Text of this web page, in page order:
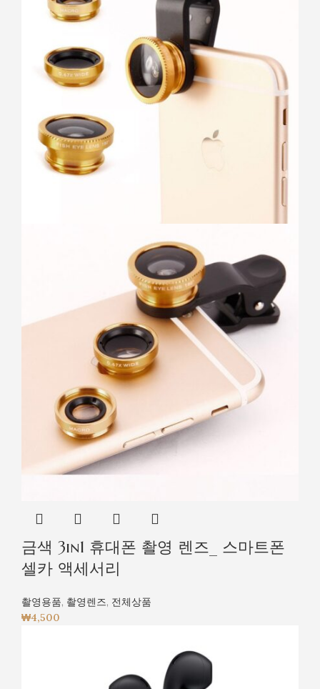
금색 3in1 휴대폰 촬영 렌즈_ 스마트폰
셀카 액세서리
촬영용품, 촬영렌즈, 전체상품
₩4,500